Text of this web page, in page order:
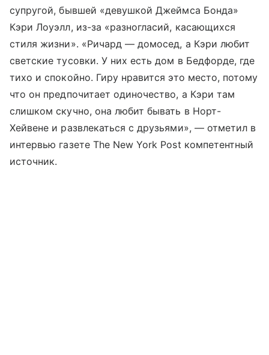
супругой, бывшей «девушкой Джеймса Бонда»
Кэри Лоуэлл, из-за «разногласий, касающихся
стиля жизни». «Ричард — домосед, а Кэри любит
светские тусовки. У них есть дом в Бедфорде, где
тихо и спокойно. Гиру нравится это место, потому
что он предпочитает одиночество, а Кэри там
слишком скучно, она любит бывать в Норт-
Хейвене и развлекаться с друзьями», — отметил в
интервью газете The New York Post компетентный
источник.